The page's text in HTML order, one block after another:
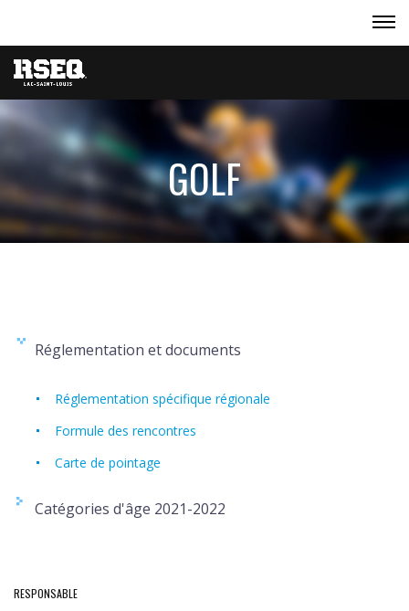
GOLF
Réglementation et documents
Réglementation spécifique régionale
Formule des rencontres
Carte de pointage
Catégories d'âge 2021-2022
RESPONSABLE